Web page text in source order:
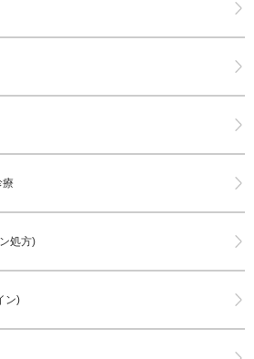
療
処方)
ン)